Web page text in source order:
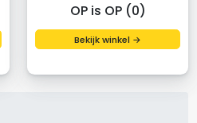
OP is OP (0)
Bekijk winkel →